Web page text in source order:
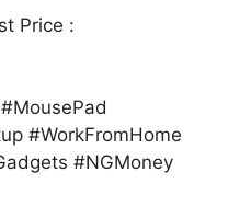
Price :
#WorkFromHome
#NGMoney